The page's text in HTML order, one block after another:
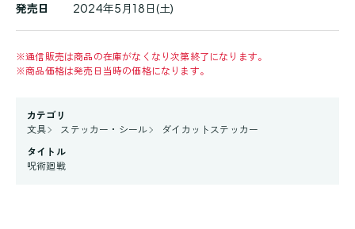
発売日 2024年5月18日(土)
※通信販売は商品の在庫がなくなり次第終了になります。
※商品価格は発売日当時の価格になります。
カテゴリ
文具
ステッカー・シール
ダイカットステッカー
タイトル
呪術廻戦